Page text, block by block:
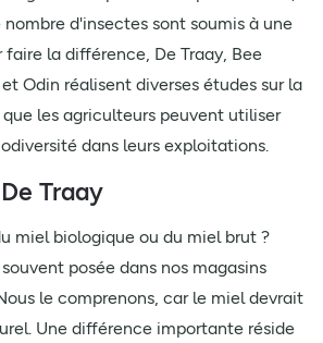
d'insectes sont soumis à une
faire la différence, De Traay, Bee
Odin réalisent diverses études sur la
les agriculteurs peuvent utiliser
dans leurs exploitations.
Traay
miel biologique ou du miel brut ?
posée dans nos magasins
le comprenons, car le miel devrait
Une différence importante réside